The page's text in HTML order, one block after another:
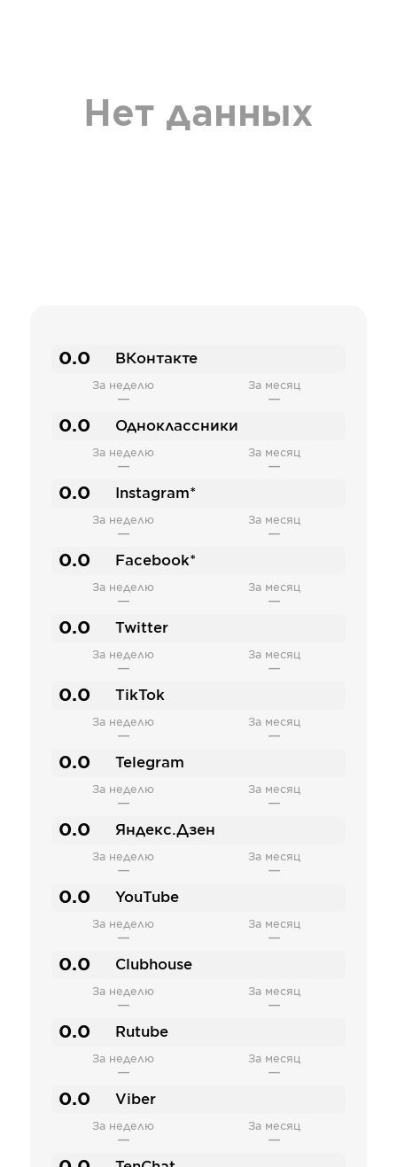
Нет данных
0.0 ВКонтакте
За неделю
—
За месяц
—
0.0 Одноклассники
За неделю
—
За месяц
—
0.0 Instagram*
За неделю
—
За месяц
—
0.0 Facebook*
За неделю
—
За месяц
—
0.0 Twitter
За неделю
—
За месяц
—
0.0 TikTok
За неделю
—
За месяц
—
0.0 Telegram
За неделю
—
За месяц
—
0.0 Яндекс.Дзен
За неделю
—
За месяц
—
0.0 YouTube
За неделю
—
За месяц
—
0.0 Clubhouse
За неделю
—
За месяц
—
0.0 Rutube
За неделю
—
За месяц
—
0.0 Viber
За неделю
—
За месяц
—